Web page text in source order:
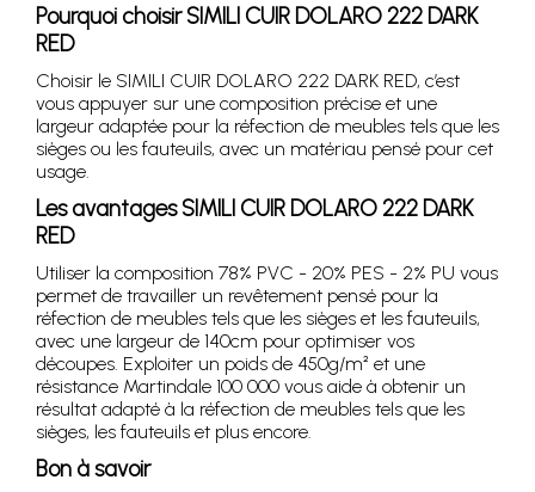
Pourquoi choisir SIMILI CUIR DOLARO 222 DARK
RED
Choisir le SIMILI CUIR DOLARO 222 DARK RED, c’est
vous appuyer sur une composition précise et une
largeur adaptée pour la réfection de meubles tels que les
sièges ou les fauteuils, avec un matériau pensé pour cet
usage.
Les avantages SIMILI CUIR DOLARO 222 DARK
RED
Utiliser la composition 78% PVC - 20% PES - 2% PU vous
permet de travailler un revêtement pensé pour la
réfection de meubles tels que les sièges et les fauteuils,
avec une largeur de 140cm pour optimiser vos
découpes. Exploiter un poids de 450g/m² et une
résistance Martindale 100 000 vous aide à obtenir un
résultat adapté à la réfection de meubles tels que les
sièges, les fauteuils et plus encore.
Bon à savoir